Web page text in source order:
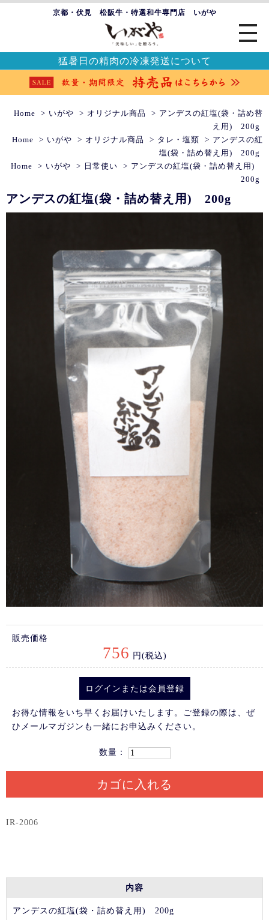
京都・伏見 松阪牛・特選和牛専門店 いがや
猛暑日の精肉の冷凍発送について
Home いがや オリジナル商品
アンデスの紅塩(袋・詰め替
え用) 200g
Home
いがや オリジナル商品 タレ・塩類
アンデスの紅
塩(袋・詰め替え用) 200g
Home
いがや 日常使い
アンデスの紅塩(袋・詰め替え用)
200g
アンデスの紅塩(袋・詰め替え用) 200g
販売価格
756 円(税込)
ログイン または会員登録
お得な情報をいち早くお届けいたします。ご登録の際は、ぜ
ひメールマガジンも一緒にお申込みください。
数量：
カゴに入れる
IR-2006
内容
アンデスの紅塩(袋・詰め替え用) 200g